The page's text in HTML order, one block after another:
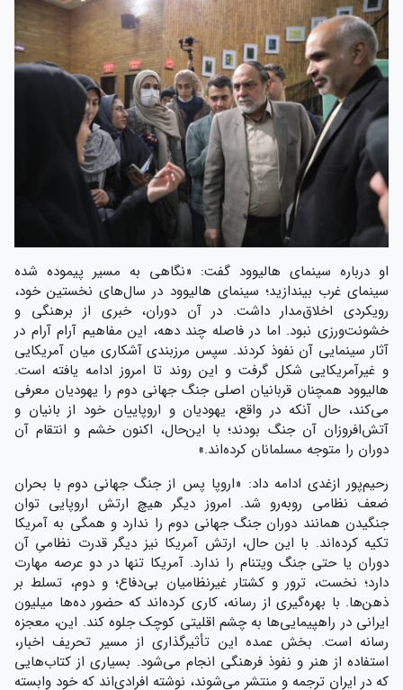
او درباره سینمای هالیوود گفت: «نگاهی به مسیر پیموده‌ شده‌
سینمای غرب بیندازید؛ سینمای هالیوود در سال‌های نخستین خود،
رویکردی اخلاق‌مدار داشت. در آن دوران، خبری از برهنگی و
خشونت‌ورزی نبود. اما در فاصله‌ چند دهه، این مفاهیم آرام آرام در
آثار سینمایی آن نفوذ کردند. سپس مرزبندی آشکاری میان آمریکایی
و غیرآمریکایی شکل گرفت و این روند تا امروز ادامه یافته است.
هالیوود همچنان قربانیان اصلی جنگ جهانی دوم را یهودیان معرفی
می‌کند، حال آنکه در واقع، یهودیان و اروپاییان خود از بانیان و
آتش‌افروزان آن جنگ بودند؛ با این‌حال، اکنون خشم و انتقام آن
دوران را متوجه مسلمانان کرده‌اند.»
رحیم‌پور ازغدی ادامه داد: «اروپا پس از جنگ جهانی دوم با بحران
ضعف نظامی روبه‌رو شد. امروز دیگر هیچ ارتش اروپایی توان
جنگیدن همانند دوران جنگ جهانی دوم را ندارد و همگی به آمریکا
تکیه کرده‌اند. با این حال، ارتش آمریکا نیز دیگر قدرت نظامیِ آن
دوران یا حتی جنگ ویتنام را ندارد. آمریکا تنها در دو عرصه مهارت
دارد؛ نخست، ترور و کشتار غیرنظامیان بی‌دفاع؛ و دوم، تسلط بر
ذهن‌ها. با بهره‌گیری از رسانه، کاری کرده‌اند که حضور ده‌ها میلیون
ایرانی در راهپیمایی‌ها به چشم اقلیتی کوچک جلوه کند. این، معجزه‌
رسانه است. بخش عمده‌ این تأثیرگذاری از مسیر تحریف اخبار،
استفاده از هنر و نفوذ فرهنگی انجام می‌شود. بسیاری از کتاب‌هایی
که در ایران ترجمه و منتشر می‌شوند، نوشته‌ افرادی‌اند که خود وابسته